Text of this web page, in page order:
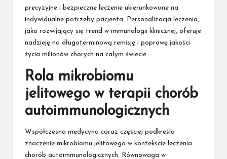
precyzyjne i bezpieczne leczenie ukierunkowane na
indywidualne potrzeby pacjenta. Personalizacja leczenia,
jako rozwijający się trend w immunologii klinicznej, oferuje
nadzieję na długoterminową remisję i poprawę jakości
życia milionów chorych na całym świecie.
Rola mikrobiomu
jelitowego w terapii chorób
autoimmunologicznych
Współczesna medycyna coraz częściej podkreśla
znaczenie mikrobiomu jelitowego w kontekście leczenia
chorób autoimmunologicznych. Równowaga w